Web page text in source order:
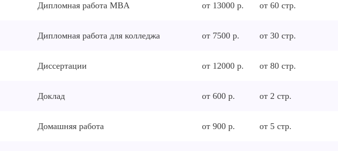
Дипломная работа MBA от 13000 р. от 60стр.
Дипломная работа для колледжа от 7500 р. от 30стр.
Диссертации от 12000 р. от 80стр.
Доклад от 600 р. от 2 стр.
Домашняя работа от 900 р. от 5стр.